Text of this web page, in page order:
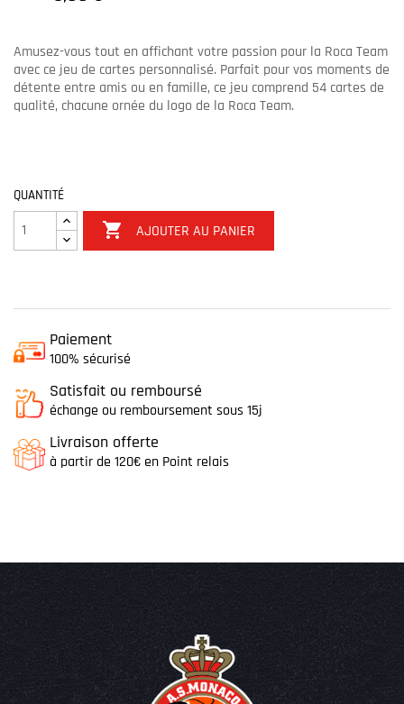
Amusez-vous tout en affichant votre passion pour la Roca Team
avec ce jeu de cartes personnalisé. Parfait pour vos moments de
détente entre amis ou en famille, ce jeu comprend 54 cartes de
qualité, chacune ornée du logo de la Roca Team.
QUANTITÉ
 AJOUTER AU PANIER
Paiement
100% sécurisé
Satisfait ou remboursé
échange ou remboursement sous 15j
Livraison offerte
à partir de 120€ en Point relais